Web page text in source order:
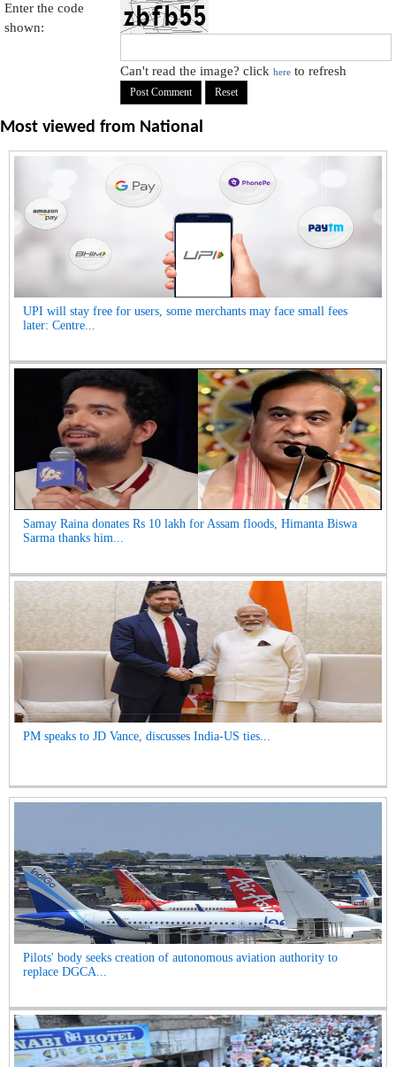
Enter the code
shown:
Can't read the image? clickhere to refresh
Most viewed from National
UPI will stay free for users, some merchants may face small fees
later: Centre...
Samay Raina donates Rs 10 lakh for Assam floods, Himanta Biswa
Sarma thanks him...
PM speaks to JD Vance, discusses India-US ties...
Pilots' body seeks creation of autonomous aviation authority to
replace DGCA...